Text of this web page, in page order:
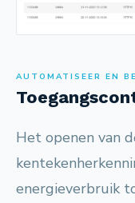
AUTOMATISEER EN
Het openen van
energieverbruik